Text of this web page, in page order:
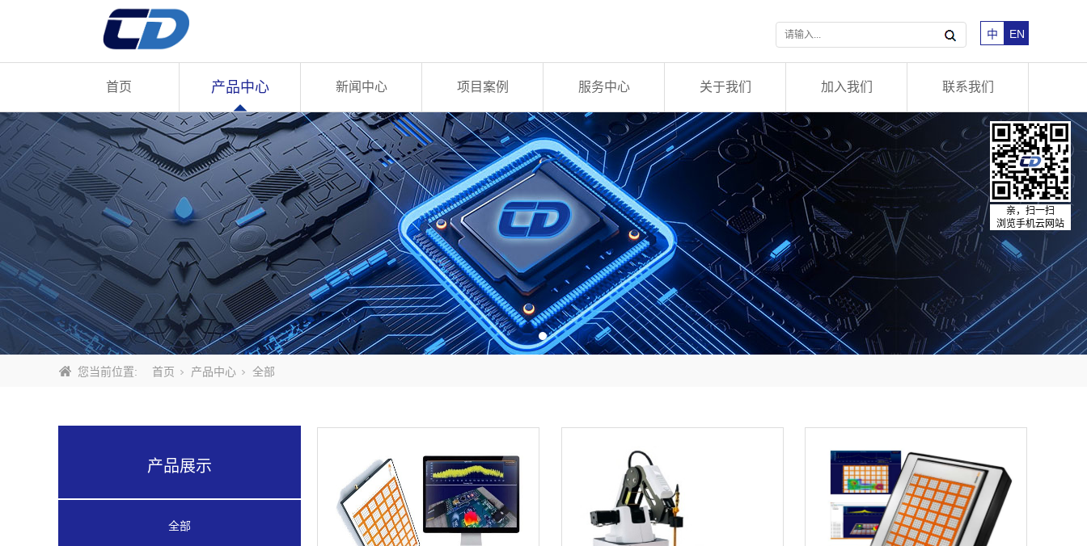
中 EN
首页 产品中心 新闻中心 项目案例 服务中心 关于我们 加入我们 联系我们
English
您当前位置: 首页 产品中心 全部
产品展示
全部
亲，扫一扫
浏览手机云网站